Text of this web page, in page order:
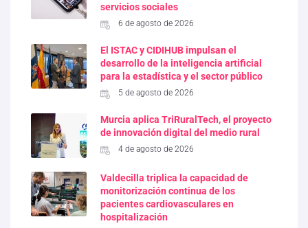
servicios sociales
6 de agosto de 2026
El ISTAC y CIDIHUB impulsan el
desarrollo de la inteligencia artificial
para la estadística y el sector público
5 de agosto de 2026
Murcia aplica TriRuralTech, el proyecto
de innovación digital del medio rural
4 de agosto de 2026
Valdecilla triplica la capacidad de
monitorización continua de los
pacientes cardiovasculares en
hospitalización